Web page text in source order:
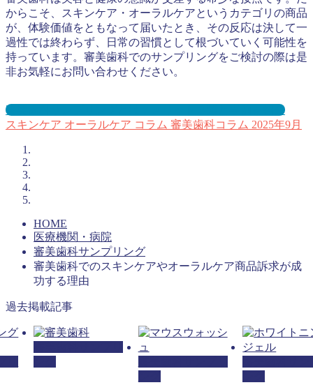
からこそ、スキンケア・オーラルケアというカテゴリの商品
が、体験価値をともなって届いたとき、その反応は決して一
過性では終わらず、日常の習慣として根づいていく可能性を
持っています。審美歯科でのサンプリングをご検討の際は是
非お気軽にお問い合わせください。
審美歯科サンプリングとは？メリット３選と事例を紹介
スキンケア オーラルケア コラム 審美歯科コラム 2025年9月
HOME
医療機関・病院
審美歯科サンプリング
審美歯科でのスキンケアやオーラルケア商品訴求が成
功する理由
過去掲載記事